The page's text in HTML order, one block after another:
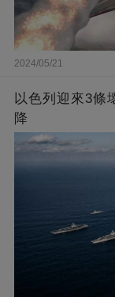
2024/05/21
以色列迎來3條
降